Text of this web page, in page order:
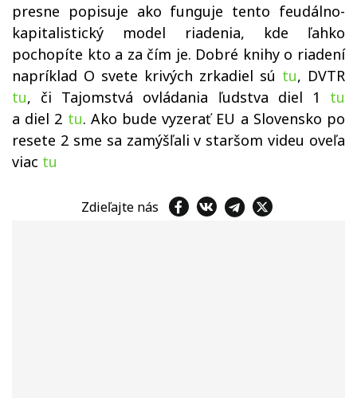
presne popisuje ako funguje tento feudálno-
kapitalistický model riadenia, kde ľahko
pochopíte kto a za čím je. Dobré knihy o riadení
napríklad O svete krivých zrkadiel sú tu, DVTR
tu, či Tajomstvá ovládania ľudstva diel 1 tu
a diel 2 tu. Ako bude vyzerať EU a Slovensko po
resete 2 sme sa zamýšľali v staršom videu oveľa
viac tu
Zdieľajte nás